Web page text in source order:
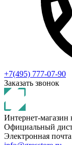
+7(495) 777-07-90
Заказать звонок
Интернет-магазин
Официальный
Электронная